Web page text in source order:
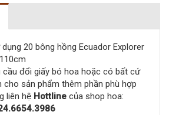
20 bông hồng Ecuador Explorer
cầu đổi giấy bó hoa hoặc có bất cứ
cho sản phẩm thêm phần phù hợp
liên hệ Hottline của shop hoa: